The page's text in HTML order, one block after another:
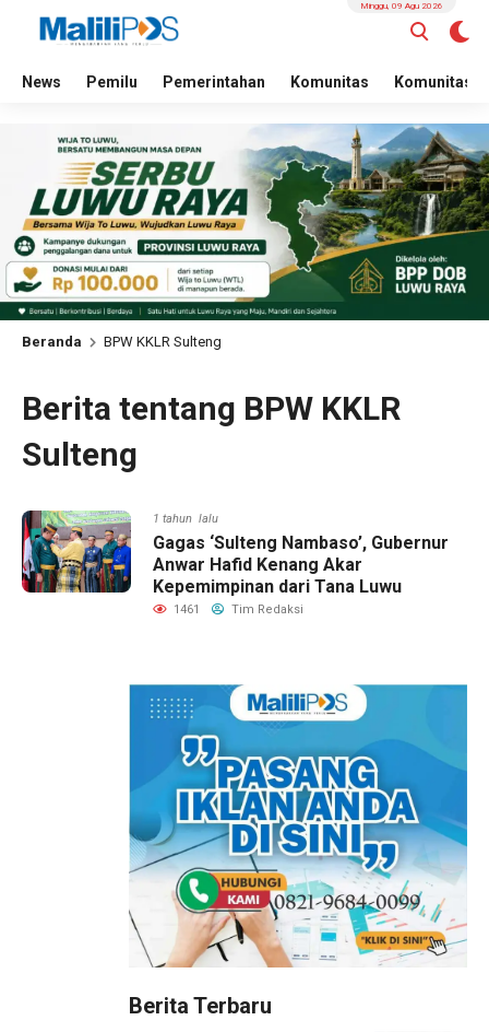
News Pemilu Pemerintahan Komunitas Komunitas
Minggu, 09 Agu 2026
Beranda BPW KKLR Sulteng
Berita tentang BPW KKLR
Sulteng
1 tahun lalu
Gagas ‘Sulteng Nambaso’, Gubernur
Anwar Hafid Kenang Akar
Kepemimpinan dari Tana Luwu
1461 Tim Redaksi
Berita Terbaru